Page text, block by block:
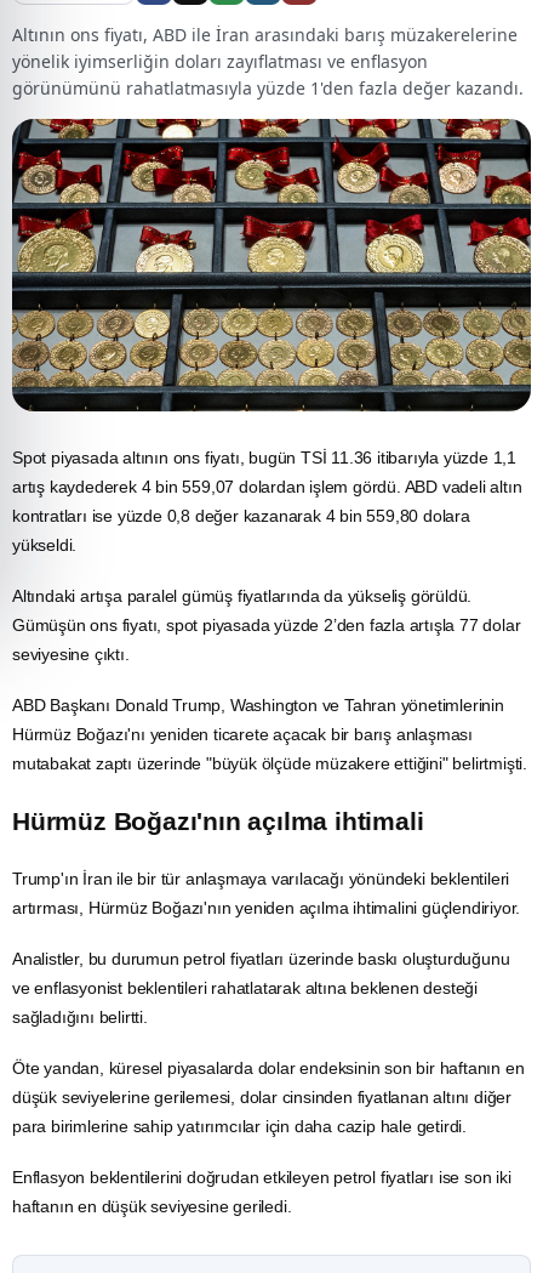
Altının ons fiyatı, ABD ile İran arasındaki barış müzakerelerine
yönelik iyimserliğin doları zayıflatması ve enflasyon
görünümünü rahatlatmasıyla yüzde 1'den fazla değer kazandı.
Spot piyasada altının ons fiyatı, bugün TSİ 11.36 itibarıyla yüzde 1,1
artış kaydederek 4 bin 559,07 dolardan işlem gördü. ABD vadelialtın
kontratları ise yüzde 0,8 değer kazanarak 4 bin 559,80 dolara
yükseldi.
Altındaki artışa paralelgümüş fiyatlarında da yükseliş görüldü.
Gümüşün ons fiyatı, spot piyasada yüzde 2’den fazla artışla 77dolar
seviyesine çıktı.
ABD Başkanı Donald Trump, Washington ve Tahran yönetimlerinin
Hürmüz Boğazı'nı yeniden ticarete açacak bir barış anlaşması
mutabakat zaptı üzerinde "büyük ölçüde müzakere ettiğini" belirtmişti.
Hürmüz Boğazı'nın açılma ihtimali
Trump'ın İran ile bir tür anlaşmaya varılacağı yönündeki beklentileri
artırması, Hürmüz Boğazı'nın yeniden açılma ihtimalini güçlendiriyor.
Analistler, bu durumun petrol fiyatları üzerinde baskı oluşturduğunu
ve enflasyonist beklentileri rahatlatarak altına beklenen desteği
sağladığını belirtti.
Öte yandan, küresel piyasalarda dolar endeksinin son bir haftanın en
düşük seviyelerine gerilemesi, dolar cinsinden fiyatlanan altını diğer
para birimlerine sahip yatırımcılar için daha cazip hale getirdi.
Enflasyon beklentilerini doğrudan etkileyen petrol fiyatları ise son iki
haftanın en düşük seviyesine geriledi.